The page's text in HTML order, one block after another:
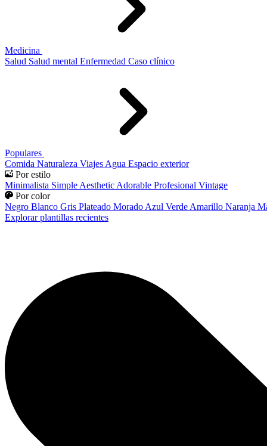
Medicina
Salud Salud mental Enfermedad Caso clínico
Populares
Comida Naturaleza Viajes Agua Espacio exterior
Por estilo
Minimalista Simple Aesthetic Adorable Profesional Vintage
Por color
Negro Blanco Gris Plateado Morado Azul Verde Amarillo Naranja
Explorar plantillas recientes